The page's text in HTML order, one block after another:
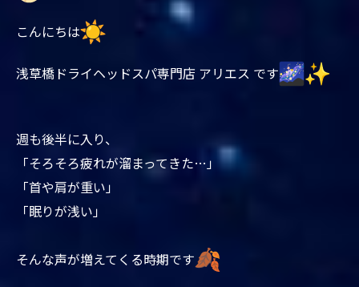
こんにちは
浅草橋ドライヘッドスパ専門店 アリエス です
週も後半に入り、
「そろそろ疲れが溜まってきた…」
「首や肩が重い」
「眠りが浅い」
そんな声が増えてくる時期です